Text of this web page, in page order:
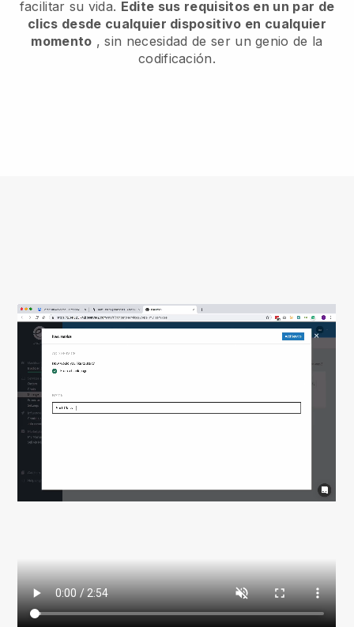
facilitar su vida. Edite sus requisitos en un par de
clics desde cualquier dispositivo en cualquier
momento , sin necesidad de ser un genio de la
codificación.